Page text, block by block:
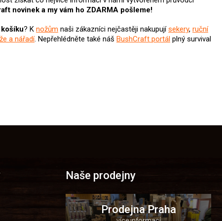
novinek a my vám ho ZDARMA pošleme!
? K nožům naši zákazníci nejčastěji nakupujísekery, ruční
a nářadí. Nepřehlédněte také náš BushCraft portál plný survival
Naše prodejny
Prodejna Praha